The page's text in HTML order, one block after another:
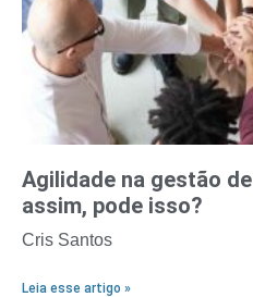
Agilidade na gestão
assim, pode isso?
Cris Santos
Leia esse artigo »